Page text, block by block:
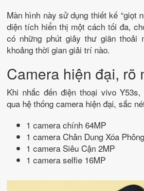
Màn hình này sử dụng thiết kế “giọt
diện tích hiển thị một cách tối đa,
có những phút giây thư giãn thoải
khoảng thời gian giải trí nào.
Camera hiện đại, rõ
Khi nhắc đến điện thoại vivo
qua hệ thống camera hiện đại, sắc
1 camera chính 64MP
1 camera Chân Dung Xóa
1 camera Siêu Cận 2MP
1 camera selfie 16MP